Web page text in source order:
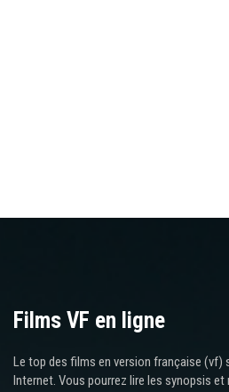
Films VF en ligne
Le top des films en version française (vf)
Internet. Vous pourrez lire les synopsis